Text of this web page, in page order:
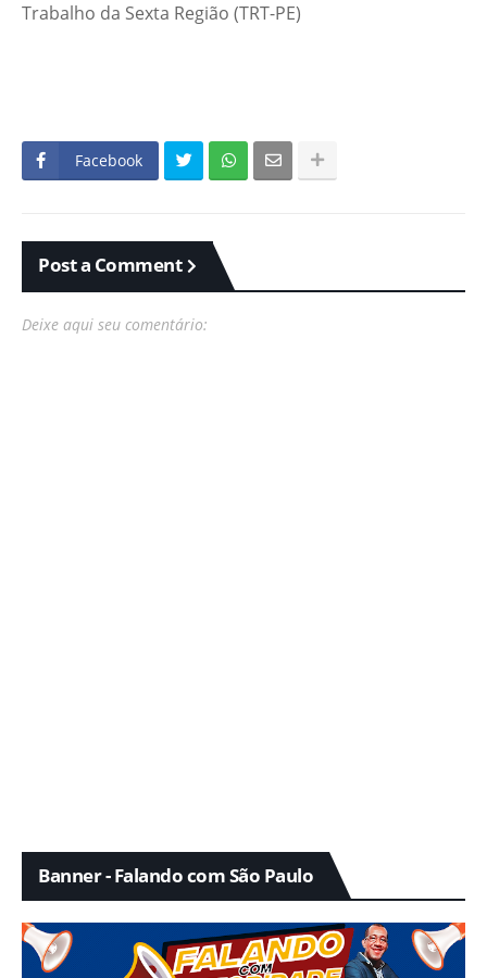
Trabalho da Sexta Região (TRT-PE)
Facebook
Post a Comment
Deixe aqui seu comentário:
Banner - Falando com São Paulo